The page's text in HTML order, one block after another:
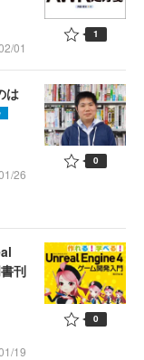
01
1
は
26
0
刊
19
0